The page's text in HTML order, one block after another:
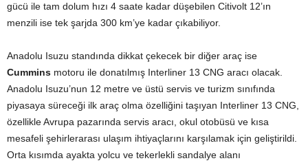
gücü ile tam dolum hızı 4 saate kadar düşebilen Citivolt 12’ın
menzili ise tek şarjda 300 km’ye kadar çıkabiliyor.
Anadolu Isuzu standında dikkat çekecek bir diğer araç ise
Cummins motoru ile donatılmış Interliner 13 CNG aracı olacak.
Anadolu Isuzu’nun 12 metre ve üstü servis ve turizm sınıfında
piyasaya süreceği ilk araç olma özelliğini taşıyan Interliner 13 CNG,
özellikle Avrupa pazarında servis aracı, okul otobüsü ve kısa
mesafeli şehirlerarası ulaşım ihtiyaçlarını karşılamak için geliştirildi.
Orta kısımda ayakta yolcu ve tekerlekli sandalye alanı